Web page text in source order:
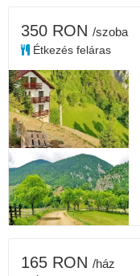
350 RON /szoba
Étkezés feláras
165 RON /ház